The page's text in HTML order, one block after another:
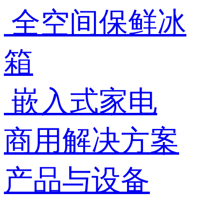
全空间保鲜冰
箱
嵌入式家电
商用解决方案
产品与设备